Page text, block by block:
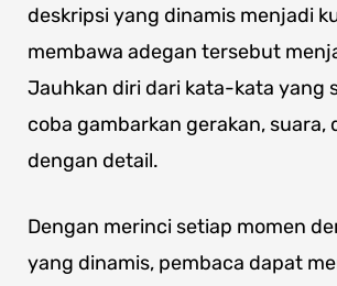
deskripsi yang dinamis menjadi
membawa adegan tersebut
Jauhkan diri dari kata-kata yang
coba gambarkan gerakan, suara,
dengan detail.
Dengan merinci setiap momen
yang dinamis, pembaca dapat